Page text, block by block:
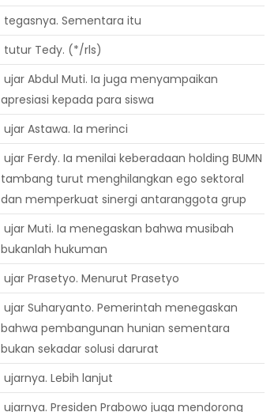
 tegasnya. Sementara itu
 tutur Tedy. (*/rls)
 ujar Abdul Muti. Ia juga menyampaikan
apresiasi kepada para siswa
 ujar Astawa. Ia merinci
 ujar Ferdy. Ia menilai keberadaan holding BUMN
tambang turut menghilangkan ego sektoral
dan memperkuat sinergi antaranggota grup
 ujar Muti. Ia menegaskan bahwa musibah
bukanlah hukuman
 ujar Prasetyo. Menurut Prasetyo
 ujar Suharyanto. Pemerintah menegaskan
bahwa pembangunan hunian sementara
bukan sekadar solusi darurat
 ujarnya. Lebih lanjut
 ujarnya. Presiden Prabowo juga mendorong